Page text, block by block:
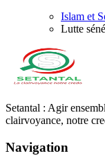
Islam et
Lutte
Setantal : Agir
clairvoyance, notre
Navigation